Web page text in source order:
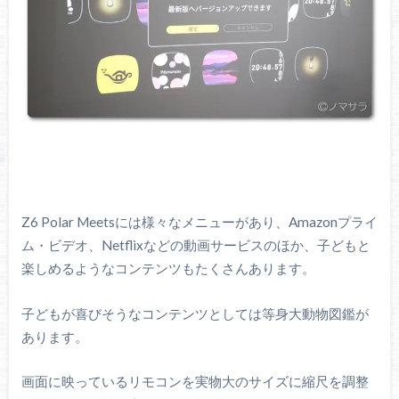
Z6 Polar Meetsには様々なメニューがあり、Amazonプライ
ム・ビデオ、Netflixなどの動画サービスのほか、子どもと
楽しめるようなコンテンツもたくさんあります。
子どもが喜びそうなコンテンツとしては等身大動物図鑑が
あります。
画面に映っているリモコンを実物大のサイズに縮尺を調整